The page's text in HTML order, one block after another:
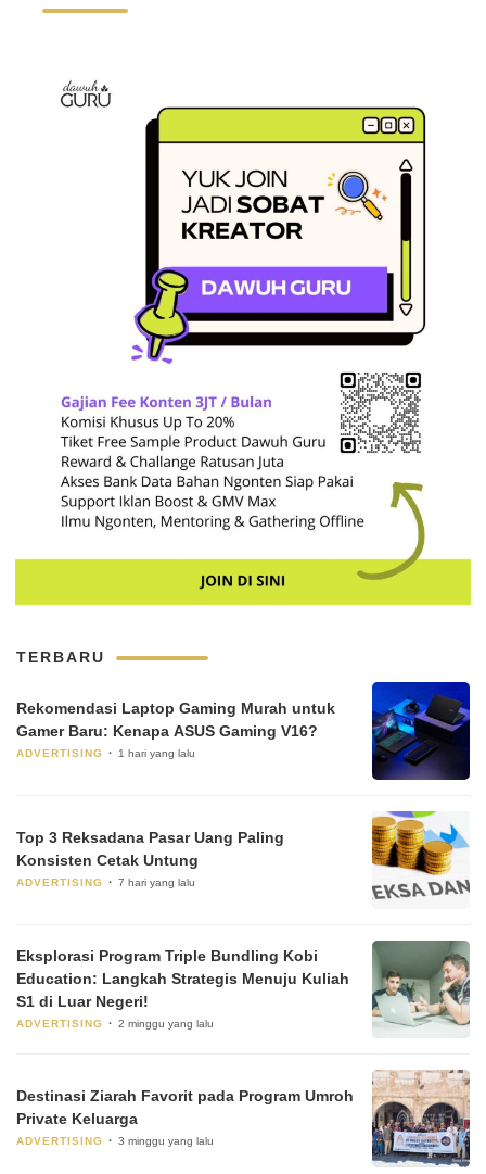
TERBARU
Rekomendasi Laptop Gaming Murah untuk
Gamer Baru: Kenapa ASUS Gaming V16?
ADVERTISING 1 hari yang lalu
Top 3 Reksadana Pasar Uang Paling
Konsisten Cetak Untung
ADVERTISING 7 hari yang lalu
Eksplorasi Program Triple Bundling Kobi
Education: Langkah Strategis Menuju Kuliah
S1 di Luar Negeri!
ADVERTISING 2 minggu yang lalu
Destinasi Ziarah Favorit pada Program Umroh
Private Keluarga
ADVERTISING 3 minggu yang lalu